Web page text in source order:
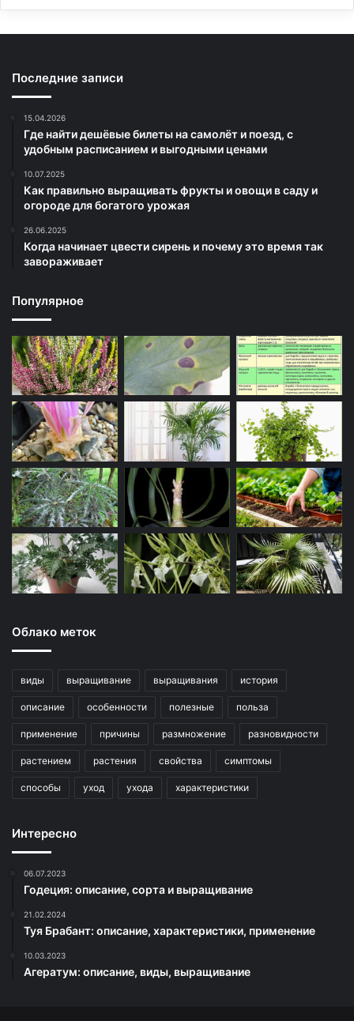
Последние записи
15.04.2026
Где найти дешёвые билеты на самолёт и поезд, с
удобным расписанием и выгодными ценами
10.07.2025
Как правильно выращивать фрукты и овощи в саду и
огороде для богатого урожая
26.06.2025
Когда начинает цвести сирень и почему это время так
завораживает
Популярное
Облако меток
виды выращивание выращивания история
описание особенности полезные польза
применение причины размножение разновидности
растением растения свойства симптомы
способы уход ухода характеристики
Интересно
06.07.2023
Годеция: описание, сорта и выращивание
21.02.2024
Туя Брабант: описание, характеристики, применение
10.03.2023
Агератум: описание, виды, выращивание